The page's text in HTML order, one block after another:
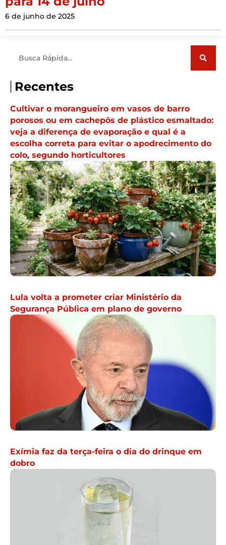
6 de junho de 2025
Recentes
Cultivar o morangueiro em vasos de barro
porosos ou em cachepôs de plástico esmaltado:
veja a diferença de evaporação e qual é a
escolha correta para evitar o apodrecimento do
colo, segundo horticultores
Lula volta a prometer criar Ministério da
Segurança Pública em plano de governo
Exímia faz da terça-feira o dia do drinque em
dobro